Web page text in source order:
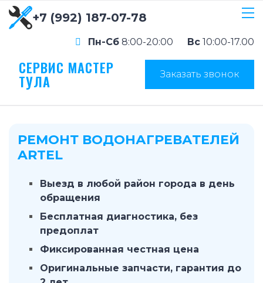
+7 (992) 187-07-78
Пн-Сб 8:00-20:00 Вс 10:00-17.00
СЕРВИС МАСТЕР
ТУЛА Заказать звонок
РЕМОНТ ВОДОНАГРЕВАТЕЛЕЙ
ARTEL
Выезд в любой район города в день
обращения
Бесплатная диагностика, без
предоплат
Фиксированная честная цена
Оригинальные запчасти, гарантия до